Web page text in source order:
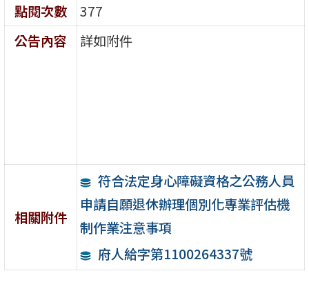
點閱次數
377
公告內容
詳如附件
相關附件
符合法定身心障礙資格之公務人員
申請自願退休辦理個別化專業評估機
制作業注意事項
府人給字第1100264337號